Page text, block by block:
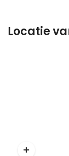
Locatie